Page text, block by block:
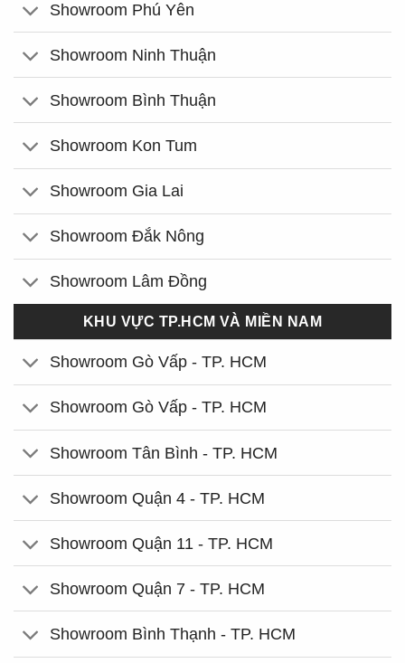
Showroom Phú Yên
Showroom Ninh Thuận
Showroom Bình Thuận
Showroom Kon Tum
Showroom Gia Lai
Showroom Đắk Nông
Showroom Lâm Đồng
KHU VỰC TP.HCM VÀ MIỀN NAM
Showroom Gò Vấp - TP. HCM
Showroom Gò Vấp - TP. HCM
Showroom Tân Bình - TP. HCM
Showroom Quận 4 - TP. HCM
Showroom Quận 11 - TP. HCM
Showroom Quận 7 - TP. HCM
Showroom Bình Thạnh - TP. HCM